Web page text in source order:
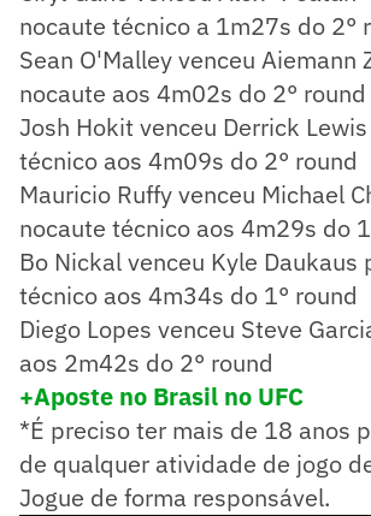
nocaute técnico a 1m27s do 2°
Sean O'Malley venceu Aiemann
nocaute aos 4m02s do 2° round
Josh Hokit venceu Derrick
técnico aos 4m09s do 2° round
Mauricio Ruffy venceu Michael
nocaute técnico aos 4m29s do
Bo Nickal venceu Kyle Daukaus
técnico aos 4m34s do 1° round
Diego Lopes venceu Steve
aos 2m42s do 2° round
+Aposte no Brasil no UFC
*É preciso ter mais de 18 anos
de qualquer atividade de jogo
Jogue de forma responsável.